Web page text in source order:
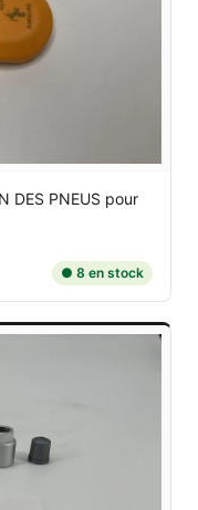
DES PNEUS pour
● 8 en stock